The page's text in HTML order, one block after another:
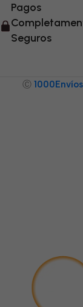
Pagos
Seguros
Ⓒ 1000Envíos